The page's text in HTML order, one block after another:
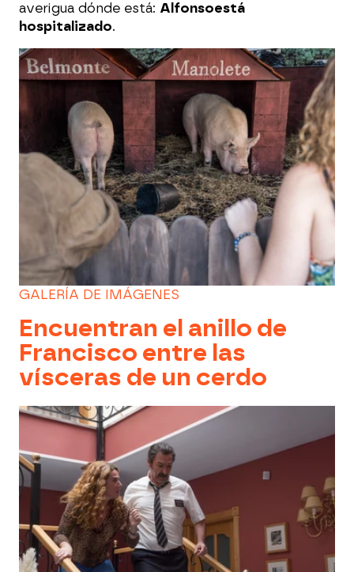
averigua dónde está: Alfonsoestá
hospitalizado.
GALERÍA DE IMÁGENES
Encuentran el anillo de
Francisco entre las
vísceras de un cerdo